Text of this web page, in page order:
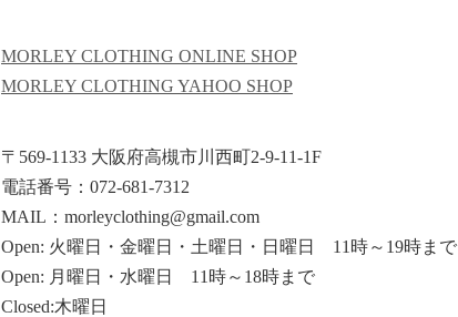
MORLEY CLOTHING ONLINE SHOP
MORLEY CLOTHING YAHOO SHOP
〒569-1133 大阪府高槻市川西町2-9-11-1F
電話番号：072-681-7312
MAIL：morleyclothing@gmail.com
Open: 火曜日・金曜日・土曜日・日曜日 11時～19時まで
Open: 月曜日・水曜日 11時～18時まで
Closed:木曜日